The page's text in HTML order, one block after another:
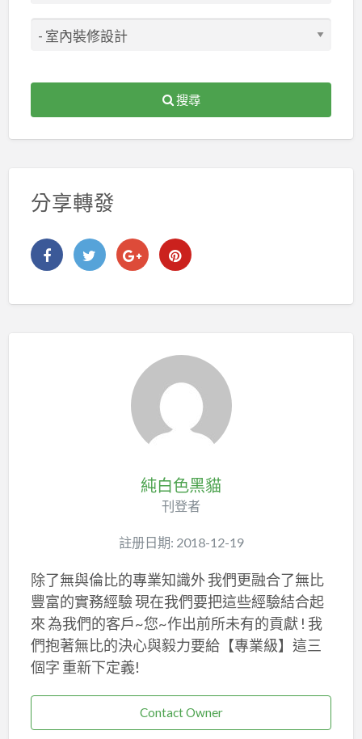
搜尋
分享轉發
純白色黑貓
刊登者
註册日期: 2018-12-19
除了無與倫比的專業知識外 我們更融合了無比
豐富的實務經驗 現在我們要把這些經驗結合起
來 為我們的客戶~您~作出前所未有的貢獻 ! 我
們抱著無比的決心與毅力要給【專業級】這三
個字 重新下定義!
Contact Owner